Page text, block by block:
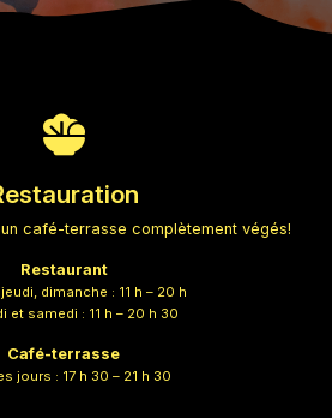
café-terrasse complètement végés!
Restaurant
dimanche : 11 h – 20 h
et samedi : 11 h – 20 h 30
Café-terrasse
jours : 17 h 30 – 21 h 30